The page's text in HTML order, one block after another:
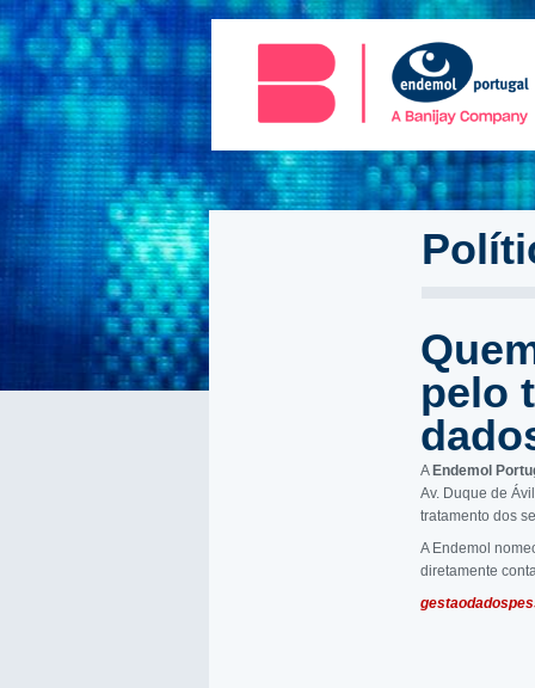
pelo
A Endemol
Av. Duque de
tratamento dos
A Endemol
diretamente